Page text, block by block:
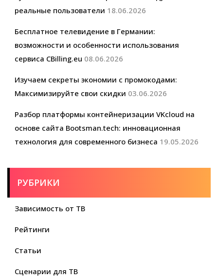
реальные пользователи 18.06.2026
Бесплатное телевидение в Германии:
возможности и особенности использования
сервиса CBilling.eu 08.06.2026
Изучаем секреты экономии с промокодами:
Максимизируйте свои скидки 03.06.2026
Разбор платформы контейнеризации VKcloud на
основе сайта Bootsman.tech: инновационная
технология для современного бизнеса 19.05.2026
РУБРИКИ
Зависимость от ТВ
Рейтинги
Статьи
Сценарии для ТВ